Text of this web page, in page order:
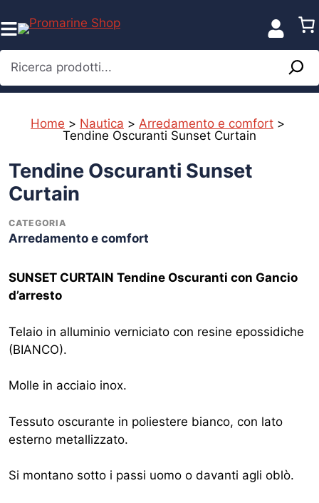
al
Ricerca prodotti...
Home > Nautica > Arredamento e comfort >
Tendine Oscuranti Sunset Curtain
Tendine Oscuranti Sunset
Curtain
CATEGORIA
Arredamento e comfort
SUNSET CURTAIN Tendine Oscuranti con Gancio
d’arresto
Telaio in alluminio verniciato con resine epossidiche
(BIANCO).
Molle in acciaio inox.
Tessuto oscurante in poliestere bianco, con lato
esterno metallizzato.
Si montano sotto i passi uomo o davanti agli oblò.